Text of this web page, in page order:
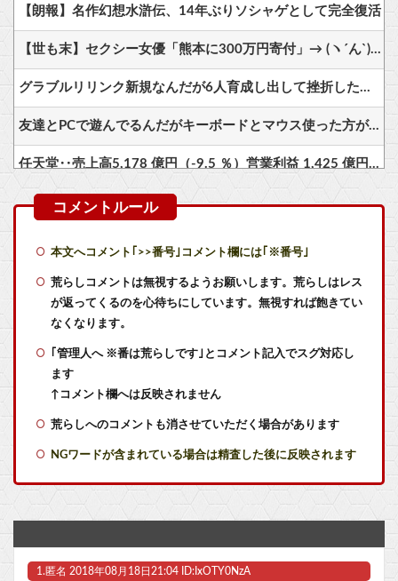
【朗報】名作幻想水滸伝、14年ぶりソシャゲとして完全復活
【世も末】セクシー女優「熊本に300万円寄付」→ (ヽ´ん`)「汚い金でもありがとう」
グラブルリリンク新規なんだが6人育成し出して挫折した、これ全キャラ育成するのにどんだけかかるの？
友達とPCで遊んでるんだがキーボードとマウス使った方がいいゲームでも頑なにパッド使いたがる
任天堂‥売上高5,178 億円（-9.5 ％）営業利益 1,425 億円（+150.5 %）
【にじさんじ】りかしぃ悲鳴が迫真すぎる
【艦これ】ジャージ鹿島 他
【艦これ】差し入れゴトさん 他
令和版両津勘吉の声優、マジで予想つかないｗｗｗｗ他
X民「もちづきさんはアニメ化で良かった。これが実写なら演者に暴食させるとかコンプラ違反」⇒ 某ドラマを思い出す人が続出ｗｗｗ
本文へコメント｢>>番号｣コメント欄には｢※番号｣
荒らしコメントは無視するようお願いします。荒らしはレス
が返ってくるのを心待ちにしています。無視すれば飽きてい
なくなります。
｢管理人へ ※番は荒らしです｣とコメント記入でスグ対応し
ます
↑コメント欄へは反映されません
荒らしへのコメントも消させていただく場合があります
NGワードが含まれている場合は精査した後に反映されます
1. 匿名 2018年08月18日21:04 ID:IxOTY0NzA